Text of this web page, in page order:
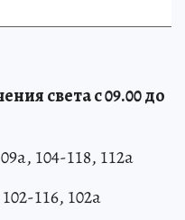
света с 09.00 до
104-118, 112а
116, 102а